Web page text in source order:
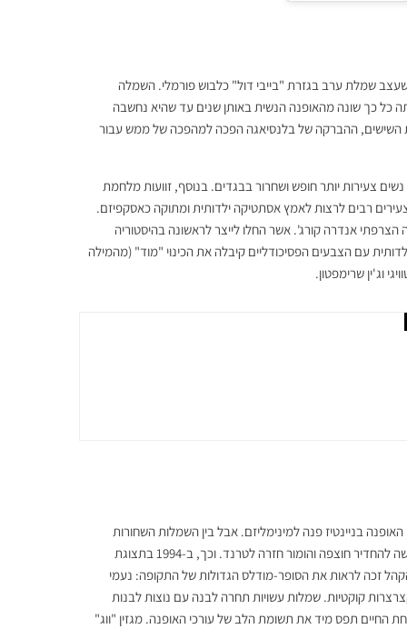
כשעצב שמלת ערב בגזרת "בייבי דול" כלבוש פורמלי. השמלה
כל כך שונה מהאופנה הנשית באותן שנים עד שהיא נחשבה
השישים, ההברקה של בלנסיאגה הפכה למהפכה של ממש עבור
צעירות יותר חופש ושחרור בבגדים. בנוסף, זוועות מלחמת
רבים לרצות לאמץ אסתטיקה ילדותית ומתוקה כאסקפיזם.
אנדרה קורג'. אשר החלו לייצר לראשונה בהיסטוריה
עם הצבעים הפסיכודליים קיבלה את הכינוי "מוד" (מהמילה
וג'ין שרימפטון.
בניינטיז פנה למינימליזם. אבל בין השמלות השחורות
הקטנות של גוצ'י לגופיות המינימליות של קלווין קליין… מעצבת אחת עדיין חיפשה להחדיר חוצפה והומור חזרה לטרנד. וכך, ב-1994 בתצוגת
זכה לראות את הסופר-מודלס הגדולות של התקופה: נעמי
קוקטיות. שמלות עשויות תחרה לבנה עם נוצות לבנות
החיים תפס מיד את תשומת הלב של עורכי האופנה. מגזין "ווג"